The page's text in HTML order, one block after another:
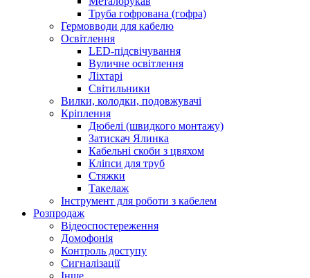
Труба гофрована (гофра)
Гермовводи для кабелю
Освітлення
LED-підсвічування
Вуличне освітлення
Ліхтарі
Світильники
Вилки, колодки, подовжувачі
Кріплення
Дюбелі (швидкого монтажу)
Затискач Ялинка
Кабельні скоби з цвяхом
Кліпси для труб
Стяжки
Такелаж
Інструмент для роботи з кабелем
Розпродаж
Відеоспостереження
Домофонія
Контроль доступу
Сигналізації
Інше